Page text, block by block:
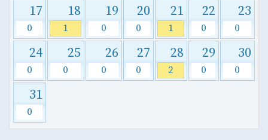
17
0
18
1
19
0
20
0
21
1
22
0
23
0
24
0
25
0
26
0
27
0
28
2
29
0
30
0
31
0